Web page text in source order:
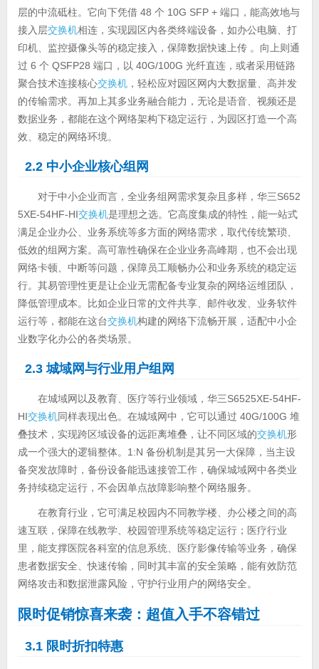
层的中流砥柱。它向下凭借 48 个 10G SFP + 端口，能高效地与
接入层交换机相连，实现园区内各类终端设备，如办公电脑、打
印机、监控摄像头等的稳定接入，保障数据快速上传 。向上则通
过 6 个 QSFP28 端口，以 40G/100G 光纤直连，或者采用链路
聚合技术连接核心交换机，轻松应对园区网内大数据量、高并发
的传输需求。再加上其多业务融合能力，无论是语音、视频还是
数据业务，都能在这个网络架构下稳定运行，为园区打造一个高
效、稳定的网络环境。
2.2 中小企业核心组网
对于中小企业而言，全业务组网需求复杂且多样，华三S652
5XE-54HF-HI交换机是理想之选。它高度集成的特性，能一站式
满足企业办公、业务系统等多方面的网络需求，取代传统繁琐、
低效的组网方案。高可靠性确保在企业业务高峰期，也不会出现
网络卡顿、中断等问题，保障员工顺畅办公和业务系统的稳定运
行。其易管理性更是让企业无需配备专业复杂的网络运维团队，
降低管理成本。比如企业日常的文件共享、邮件收发、业务软件
运行等，都能在这台交换机构建的网络下流畅开展，适配中小企
业数字化办公的各类场景。
2.3 城域网与行业用户组网
在城域网以及教育、医疗等行业领域，华三S6525XE-54HF-
HI交换机同样表现出色。在城域网中，它可以通过 40G/100G 堆
叠技术，实现跨区域设备的远距离堆叠，让不同区域的交换机形
成一个强大的逻辑整体。1:N 备份机制是其另一大保障，当主设
备突发故障时，备份设备能迅速接管工作，确保城域网中各类业
务持续稳定运行，不会因单点故障影响整个网络服务。
在教育行业，它可满足校园内不同教学楼、办公楼之间的高
速互联，保障在线教学、校园管理系统等稳定运行；医疗行业
里，能支撑医院各科室的信息系统、医疗影像传输等业务，确保
患者数据安全、快速传输，同时其丰富的安全策略，能有效防范
网络攻击和数据泄露风险，守护行业用户的网络安全。
限时促销惊喜来袭：超值入手不容错过
3.1 限时折扣特惠